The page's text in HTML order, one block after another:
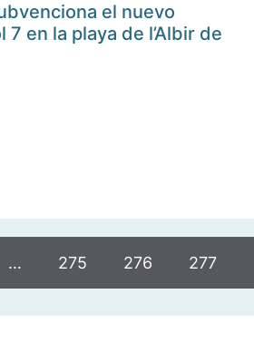
el nuevo
en la playa de l’Albir de
… 275 276 277